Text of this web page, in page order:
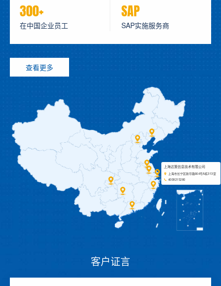
300+
在中国企业员工
SAP
SAP实施服务商
查看更多
上海达策信息技术有限公司
上海市长宁区新华路664号A栋313室
4008215280
客户证言